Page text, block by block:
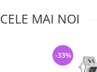
CELE MAI NOI
-33%